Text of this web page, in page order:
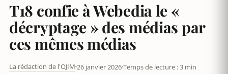
T18 confie à Webedia le «
décryptage » des médias par
ces mêmes médias
La rédaction de l'OJIM 26 janvier 2026Temps de lecture : 3 min